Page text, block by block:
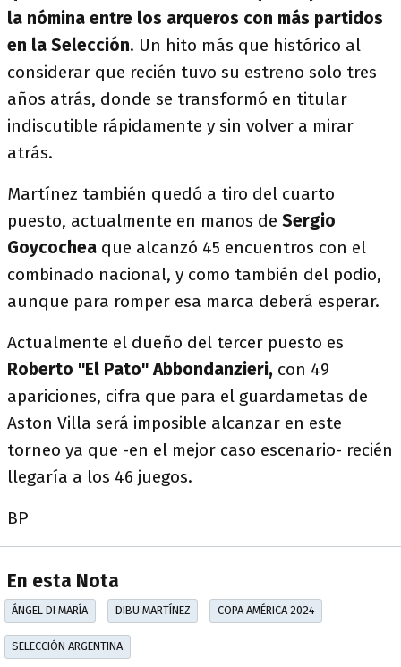
la nómina entre los arqueros con más partidos
en la Selección. Un hito más que histórico al
considerar que recién tuvo su estreno solo tres
años atrás, donde se transformó en titular
indiscutible rápidamente y sin volver a mirar
atrás.
Martínez también quedó a tiro del cuarto
puesto, actualmente en manos de Sergio
Goycochea que alcanzó 45 encuentros con el
combinado nacional, y como también del podio,
aunque para romper esa marca deberá esperar.
Actualmente el dueño del tercer puesto es
Roberto "El Pato" Abbondanzieri, con 49
apariciones, cifra que para el guardametas de
Aston Villa será imposible alcanzar en este
torneo ya que -en el mejor caso escenario- recién
llegaría a los 46 juegos.
BP
En esta Nota
ÁNGEL DI MARÍA DIBU MARTÍNEZ COPA AMÉRICA 2024
SELECCIÓN ARGENTINA